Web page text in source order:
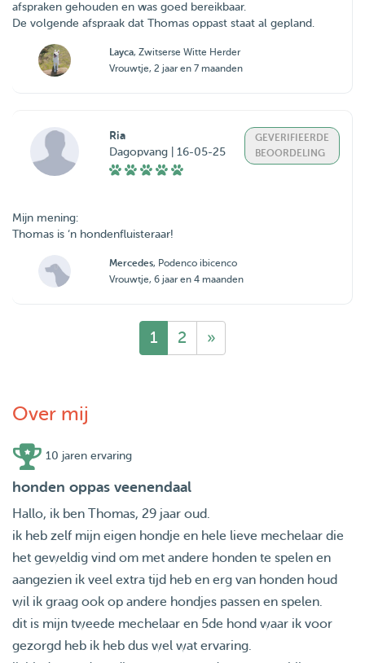
afspraken gehouden en was goed bereikbaar.
De volgende afspraak dat Thomas oppast staat al gepland.
Layca, Zwitserse Witte Herder
Vrouwtje, 2 jaar en 7 maanden
Ria
Dagopvang | 16-05-25
GEVERIFIEERDE
BEOORDELING
Mijn mening:
Thomas is ‘n hondenfluisteraar!
Mercedes, Podenco ibicenco
Vrouwtje, 6 jaar en 4 maanden
1 2 »
Over mij
10 jaren ervaring
honden oppas veenendaal
Hallo, ik ben Thomas, 29 jaar oud.
ik heb zelf mijn eigen hondje en hele lieve mechelaar die
het geweldig vind om met andere honden te spelen en
aangezien ik veel extra tijd heb en erg van honden houd
wil ik graag ook op andere hondjes passen en spelen.
dit is mijn tweede mechelaar en 5de hond waar ik voor
gezorgd heb ik heb dus wel wat ervaring.